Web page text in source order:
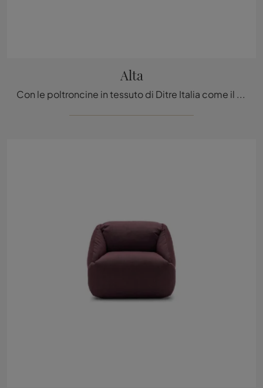
Alta
Con le poltroncine in tessuto di Ditre Italia come il modello Alta potrai completare il tuo progetto d'arredo.